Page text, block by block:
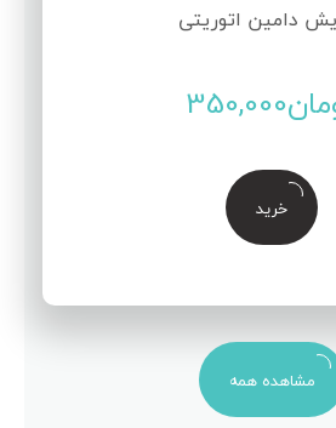
دامین اتوریتی
350,000
خرید
مشاهده همه